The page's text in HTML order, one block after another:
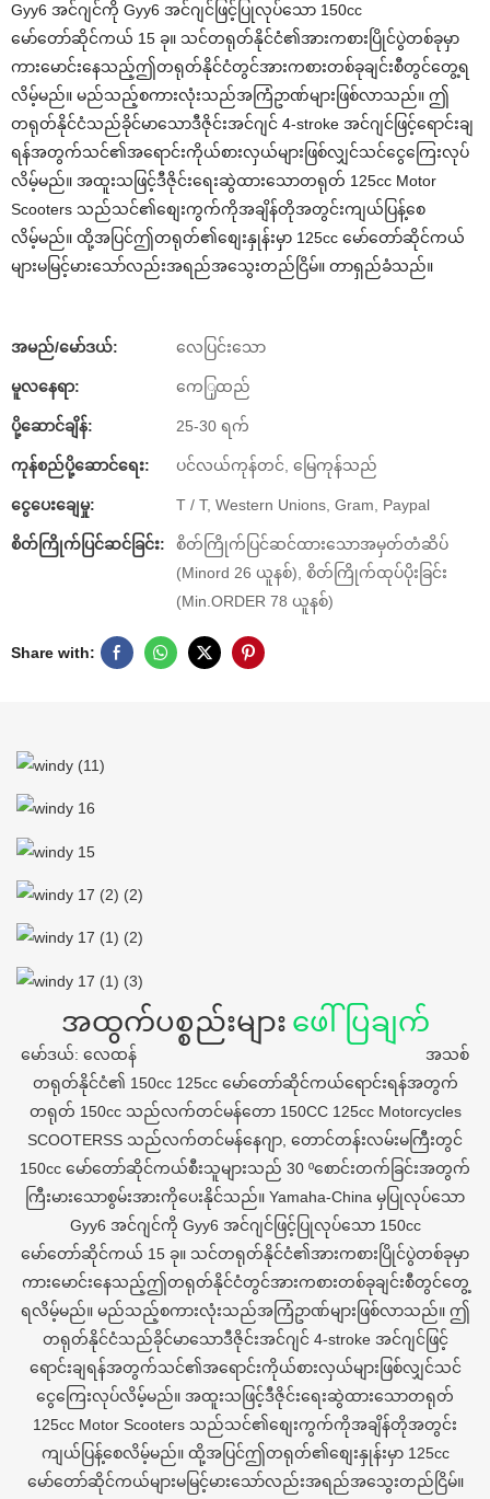
Gyy6 အင်ဂျင်ကို Gyy6 အင်ဂျင်ဖြင့်ပြုလုပ်သော 150cc
မော်တော်ဆိုင်ကယ် 15 ခု။ သင်တရုတ်နိုင်ငံ၏အားကစားပြိုင်ပွဲတစ်ခုမှာ
ကားမောင်းနေသည့်ဤတရုတ်နိုင်ငံတွင်အားကစားတစ်ခုချင်းစီတွင်တွေ့ရ
လိမ့်မည်။ မည်သည့်စကားလုံးသည်အကြံဥာဏ်များဖြစ်လာသည်။ ဤ
တရုတ်နိုင်ငံသည်ခိုင်မာသောဒီဇိုင်းအင်ဂျင် 4-stroke အင်ဂျင်ဖြင့်ရောင်းချ
ရန်အတွက်သင်၏အရောင်းကိုယ်စားလှယ်များဖြစ်လျှင်သင်ငွေကြေးလုပ်
လိမ့်မည်။ အထူးသဖြင့်ဒီဇိုင်းရေးဆွဲထားသောတရုတ် 125cc Motor
Scooters သည်သင်၏စျေးကွက်ကိုအချိန်တိုအတွင်းကျယ်ပြန့်စေ
လိမ့်မည်။ ထို့အပြင်ဤတရုတ်၏စျေးနှုန်းမှာ 125cc မော်တော်ဆိုင်ကယ်
များမမြင့်မားသော်လည်းအရည်အသွေးတည်ငြိမ်။ တာရှည်ခံသည်။
အမည်/မော်ဒယ်: လေပြင်းသော
မူလနေရာ: ကေြှထည်
ပို့ဆောင်ချိန်: 25-30 ရက်
ကုန်စည်ပို့ဆောင်ရေး: ပင်လယ်ကုန်တင်, မြေကုန်သည်
ငွေပေးချေမှု: T / T, Western Unions, Gram, Paypal
စိတ်ကြိုက်ပြင်ဆင်ခြင်း:
စိတ်ကြိုက်ပြင်ဆင်ထားသောအမှတ်တံဆိပ်
(Minord 26 ယူနစ်), စိတ်ကြိုက်ထုပ်ပိုးခြင်း
(Min.ORDER 78 ယူနစ်)
Share with:
အထွက်ပစ္စည်းများ ဖေါ်ပြချက်
မော်ဒယ်: လေထန် အသစ်
တရုတ်နိုင်ငံ၏ 150cc 125cc မော်တော်ဆိုင်ကယ်ရောင်းရန်အတွက်
တရုတ် 150cc သည်လက်တင်မန်တော 150CC 125cc Motorcycles
SCOOTERSS သည်လက်တင်မန်နေဂျာ, တောင်တန်းလမ်းမကြီးတွင်
150cc မော်တော်ဆိုင်ကယ်စီးသူများသည် 30 ºစောင်းတက်ခြင်းအတွက်
ကြီးမားသောစွမ်းအားကိုပေးနိုင်သည်။ Yamaha-China မှပြုလုပ်သော
Gyy6 အင်ဂျင်ကို Gyy6 အင်ဂျင်ဖြင့်ပြုလုပ်သော 150cc
မော်တော်ဆိုင်ကယ် 15 ခု။ သင်တရုတ်နိုင်ငံ၏အားကစားပြိုင်ပွဲတစ်ခုမှာ
ကားမောင်းနေသည့်ဤတရုတ်နိုင်ငံတွင်အားကစားတစ်ခုချင်းစီတွင်တွေ့
ရလိမ့်မည်။ မည်သည့်စကားလုံးသည်အကြံဥာဏ်များဖြစ်လာသည်။ ဤ
တရုတ်နိုင်ငံသည်ခိုင်မာသောဒီဇိုင်းအင်ဂျင် 4-stroke အင်ဂျင်ဖြင့်
ရောင်းချရန်အတွက်သင်၏အရောင်းကိုယ်စားလှယ်များဖြစ်လျှင်သင်
ငွေကြေးလုပ်လိမ့်မည်။ အထူးသဖြင့်ဒီဇိုင်းရေးဆွဲထားသောတရုတ်
125cc Motor Scooters သည်သင်၏စျေးကွက်ကိုအချိန်တိုအတွင်း
ကျယ်ပြန့်စေလိမ့်မည်။ ထို့အပြင်ဤတရုတ်၏စျေးနှုန်းမှာ 125cc
မော်တော်ဆိုင်ကယ်များမမြင့်မားသော်လည်းအရည်အသွေးတည်ငြိမ်။